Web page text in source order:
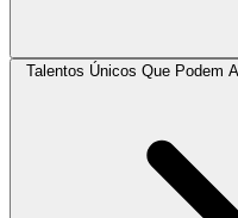
Talentos Únicos Que Podem